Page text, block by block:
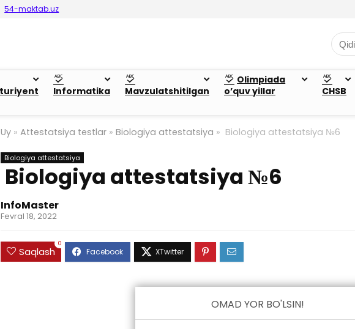
54-maktab.uz
Informatika Mavzulatshitilgan
Olimpiada
o’quv yillar
CHSB
Uy » Attestatsiya testlar » Biologiya attestatsiya » Biologiya attestatsiya №6
Biologiya attestatsiya
Biologiya attestatsiya №6
InfoMaster
Fevral 18, 2022
Saqlash
0
OMAD YOR BO'LSIN!